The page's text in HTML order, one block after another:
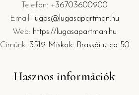
Telefon: +36703600900
Email: lugas@lugasapartman.hu
Web: https://lugasapartman.hu
Címünk: 3519 Miskolc Brassói utca 50
Hasznos információk